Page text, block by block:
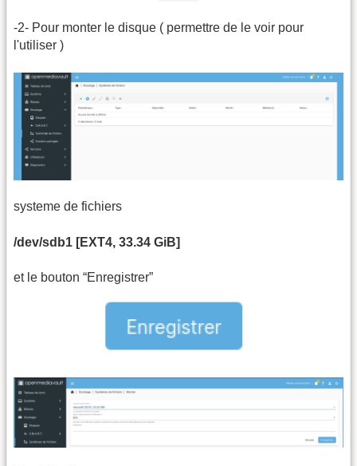
-2- Pour monter le disque ( permettre de le voir pour
l'utiliser )
systeme de fichiers
/dev/sdb1 [EXT4, 33.34 GiB]
et le bouton “Enregistrer”